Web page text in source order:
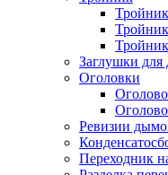
Заглушки для
Оголовки
Ревизии
Переходник